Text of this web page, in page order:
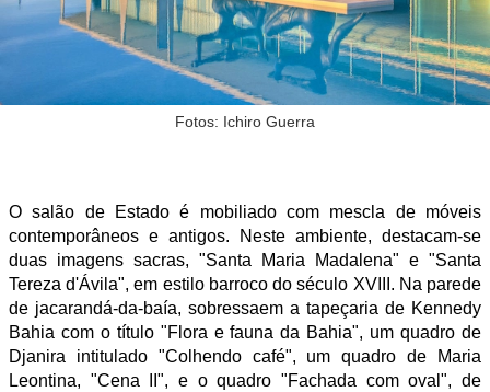
Fotos: Ichiro Guerra
O salão de Estado é mobiliado com mescla de móveis
contemporâneos e antigos. Neste ambiente, destacam-se
duas imagens sacras, "Santa Maria Madalena" e "Santa
Tereza d'Ávila", em estilo barroco do século XVIII. Na parede
de jacarandá-da-baía, sobressaem a tapeçaria de Kennedy
Bahia com o título "Flora e fauna da Bahia", um quadro de
Djanira intitulado "Colhendo café", um quadro de Maria
Leontina, "Cena II", e o quadro "Fachada com oval", de